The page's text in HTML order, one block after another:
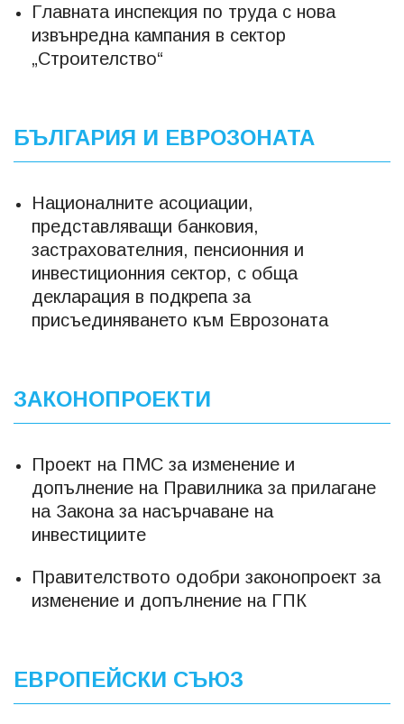
Главната инспекция по труда с нова
извънредна кампания в сектор
„Строителство“
БЪЛГАРИЯ И ЕВРОЗОНАТА
Националните асоциации,
представляващи банковия,
застрахователния, пенсионния и
инвестиционния сектор, с обща
декларация в подкрепа за
присъединяването към Еврозоната
ЗАКОНОПРОЕКТИ
Проект на ПМС за изменение и
допълнение на Правилника за прилагане
на Закона за насърчаване на
инвестициите
Правителството одобри законопроект за
изменение и допълнение на ГПК
ЕВРОПЕЙСКИ СЪЮЗ